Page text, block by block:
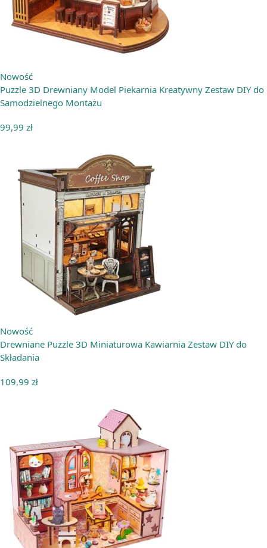
Nowość
Puzzle 3D Drewniany Model Piekarnia Kreatywny Zestaw DIY do
Samodzielnego Montażu
99,99 zł
Nowość
Drewniane Puzzle 3D Miniaturowa Kawiarnia Zestaw DIY do
Składania
109,99 zł